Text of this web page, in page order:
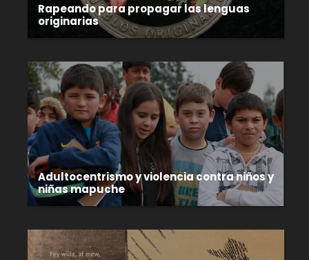
Rapeando para propagar las lenguas
originarias
Adultocentrismo y violencia contra niños y
niñas mapuche